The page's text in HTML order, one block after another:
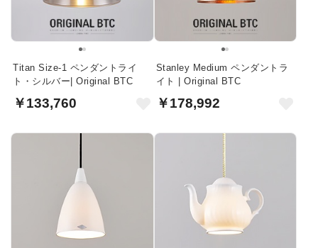
Titan Size-1 ペンダントライ
ト・シルバー| Original BTC
￥133,760
Stanley Medium ペンダントラ
イト | Original BTC
￥178,992